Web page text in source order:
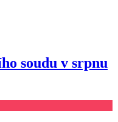
soudu v srpnu